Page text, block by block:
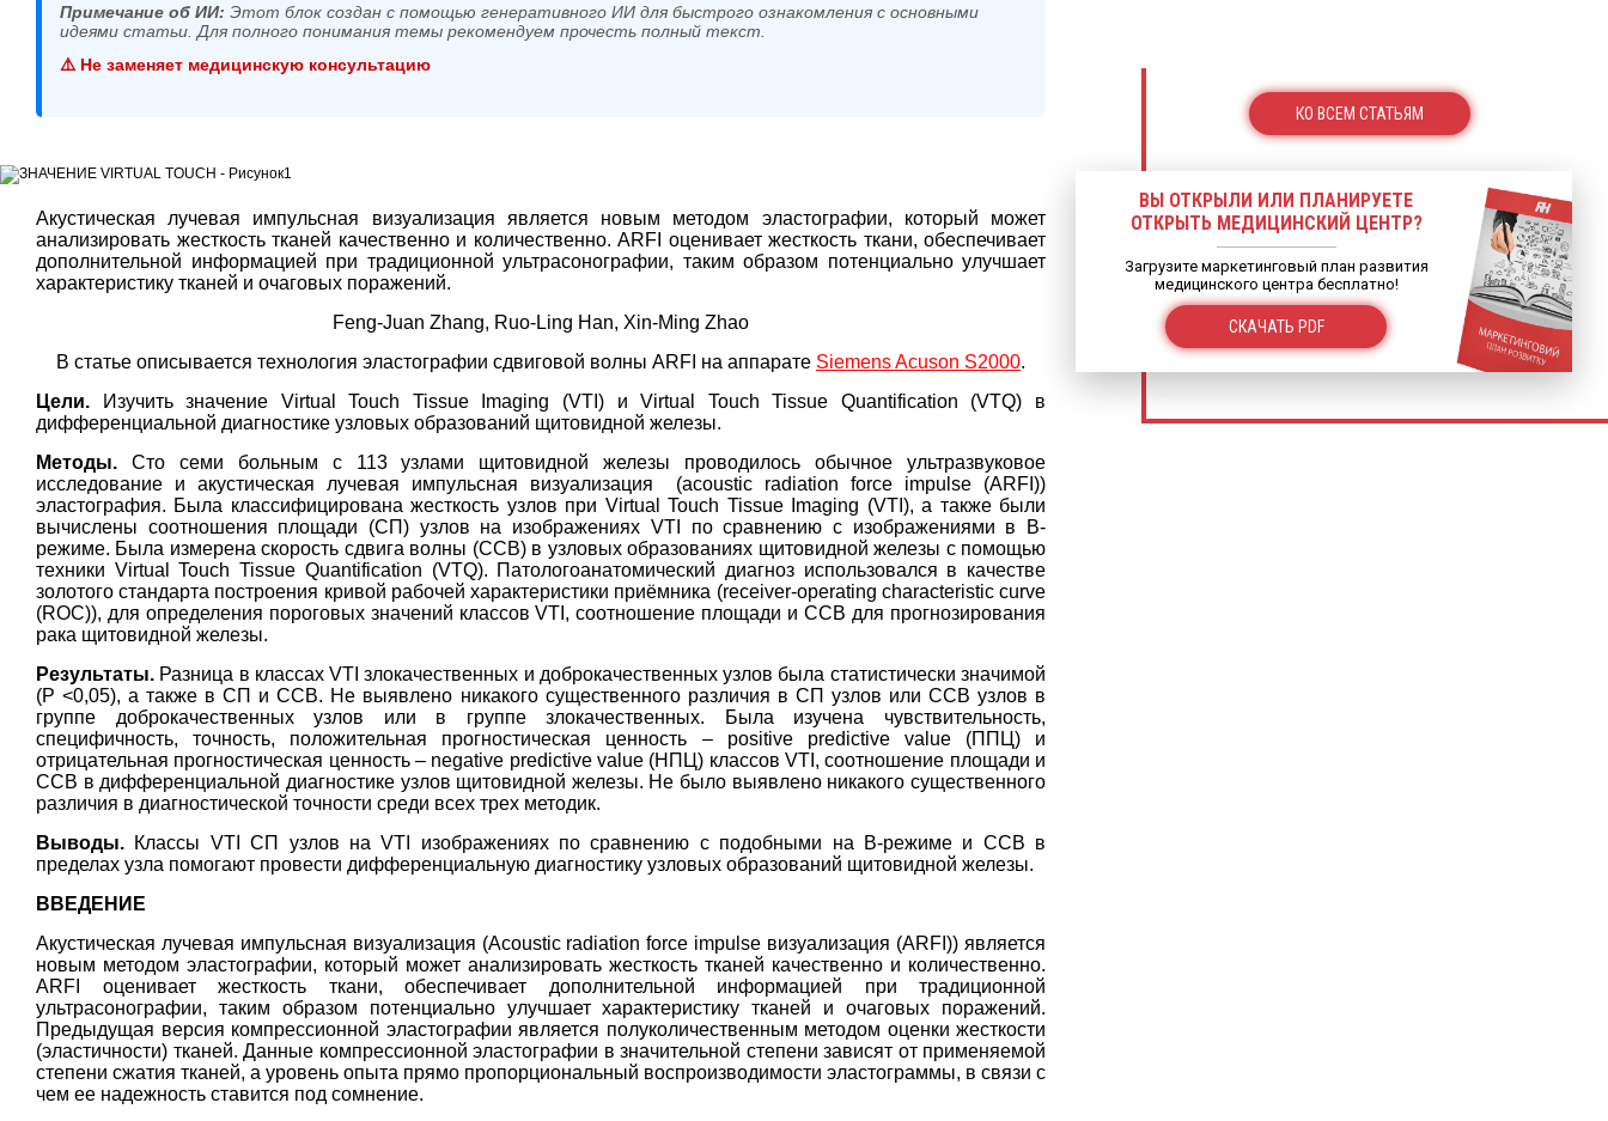
Примечание об ИИ: Этот блок создан с помощью генеративного ИИ для быстрого ознакомления с основными
идеями статьи. Для полного понимания темы рекомендуем прочесть полный текст.
⚠️ Не заменяет медицинскую консультацию
Акустическая лучевая импульсная визуализация является новым методом эластографии, который может
анализировать жесткость тканей качественно и количественно. ARFI оценивает жесткость ткани, обеспечивает
дополнительной информацией при традиционной ультрасонографии, таким образом потенциально улучшает
характеристику тканей и очаговых поражений.
Feng-Juan Zhang, Ruo-Ling Han, Xin-Ming Zhao
В статье описывается технология эластографии сдвиговой волны ARFI на аппарате Siemens Acuson S2000.
Цели. Изучить значение Virtual Touch Tissue Imaging (VTI) и Virtual Touch Tissue Quantification (VTQ) в
дифференциальной диагностике узловых образований щитовидной железы.
Методы. Сто семи больным с 113 узлами щитовидной железы проводилось обычное ультразвуковое
исследование и акустическая лучевая импульсная визуализация (acoustic radiation force impulse (ARFI))
эластография. Была классифицирована жесткость узлов при Virtual Touch Tissue Imaging (VTI), а также были
вычислены соотношения площади (СП) узлов на изображениях VTI по сравнению с изображениями в В-
режиме. Была измерена скорость сдвига волны (ССВ) в узловых образованиях щитовидной железы с помощью
техники Virtual Touch Tissue Quantification (VTQ). Патологоанатомический диагноз использовался в качестве
золотого стандарта построения кривой рабочей характеристики приёмника (receiver-operating characteristic curve
(ROC)), для определения пороговых значений классов VTI, соотношение площади и ССВ для прогнозирования
рака щитовидной железы.
Результаты. Разница в классах VTI злокачественных и доброкачественных узлов была статистически значимой
(P <0,05), а также в СП и ССВ. Не выявлено никакого существенного различия в СП узлов или ССВ узлов в
группе доброкачественных узлов или в группе злокачественных. Была изучена чувствительность,
специфичность, точность, положительная прогностическая ценность – positive predictive value (ППЦ) и
отрицательная прогностическая ценность – negative predictive value (НПЦ) классов VTI, соотношение площади и
ССВ в дифференциальной диагностике узлов щитовидной железы. Не было выявлено никакого существенного
различия в диагностической точности среди всех трех методик.
Выводы. Классы VTI СП узлов на VTI изображениях по сравнению с подобными на B-режиме и ССВ в
пределах узла помогают провести дифференциальную диагностику узловых образований щитовидной железы.
ВВЕДЕНИЕ
Акустическая лучевая импульсная визуализация (Acoustic radiation force impulse визуализация (ARFI)) является
новым методом эластографии, который может анализировать жесткость тканей качественно и количественно.
ARFI оценивает жесткость ткани, обеспечивает дополнительной информацией при традиционной
ультрасонографии, таким образом потенциально улучшает характеристику тканей и очаговых поражений.
Предыдущая версия компрессионной эластографии является полуколичественным методом оценки жесткости
(эластичности) тканей. Данные компрессионной эластографии в значительной степени зависят от применяемой
степени сжатия тканей, а уровень опыта прямо пропорциональный воспроизводимости эластограммы, в связи с
чем ее надежность ставится под сомнение.
КО ВСЕМ СТАТЬЯМ
ВЫ ОТКРЫЛИ ИЛИ ПЛАНИРУЕТЕ
ОТКРЫТЬ МЕДИЦИНСКИЙ ЦЕНТР?
Загрузите маркетинговый план развития
медицинского центра бесплатно!
СКАЧАТЬ PDF